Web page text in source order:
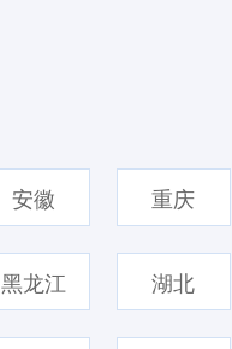
安徽 重庆
黑龙江 湖北